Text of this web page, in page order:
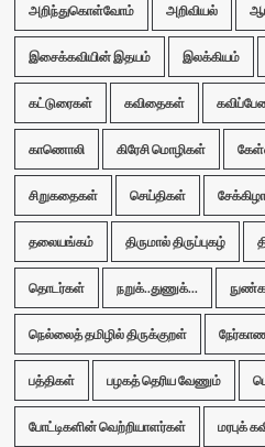
அறிந்துகொள்வோம் அறிவியல்
இசைக்கவியின் இதயம் இலக்கியம்
கட்டுரைகள் கவிதைகள்
காணொலி கிரேசி மொழிகள்
சிறுகதைகள் செய்திகள்
தலையங்கம் திருமால் திருப்புகழ்
தொடர்கள் நறுக்..துணுக்...
நெல்லைத் தமிழில் திருக்குறள்
பத்திகள் பழகத் தெரிய வேணும்
போட்டிகளின் வெற்றியாளர்கள் மரபுக்